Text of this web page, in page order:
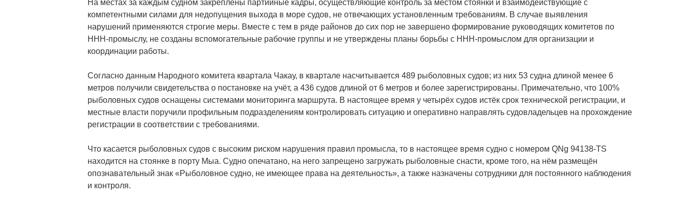
На местах за каждым судном закреплены партийные кадры, осуществляющие контроль за местом стоянки и взаимодействующие с
компетентными силами для недопущения выхода в море судов, не отвечающих установленным требованиям. В случае выявления
нарушений применяются строгие меры. Вместе с тем в ряде районов до сих пор не завершено формирование руководящих комитетов по
ННН-промыслу, не созданы вспомогательные рабочие группы и не утверждены планы борьбы с ННН-промыслом для организации и
координации работы.
Согласно данным Народного комитета квартала Чакау, в квартале насчитывается 489 рыболовных судов; из них 53 судна длиной менее 6
метров получили свидетельства о постановке на учёт, а 436 судов длиной от 6 метров и более зарегистрированы. Примечательно, что 100%
рыболовных судов оснащены системами мониторинга маршрута. В настоящее время у четырёх судов истёк срок технической регистрации, и
местные власти поручили профильным подразделениям контролировать ситуацию и оперативно направлять судовладельцев на прохождение
регистрации в соответствии с требованиями.
Что касается рыболовных судов с высоким риском нарушения правил промысла, то в настоящее время судно с номером QNg 94138-TS
находится на стоянке в порту Мыа. Судно опечатано, на него запрещено загружать рыболовные снасти, кроме того, на нём размещён
опознавательный знак «Рыболовное судно, не имеющее права на деятельность», а также назначены сотрудники для постоянного наблюдения
и контроля.